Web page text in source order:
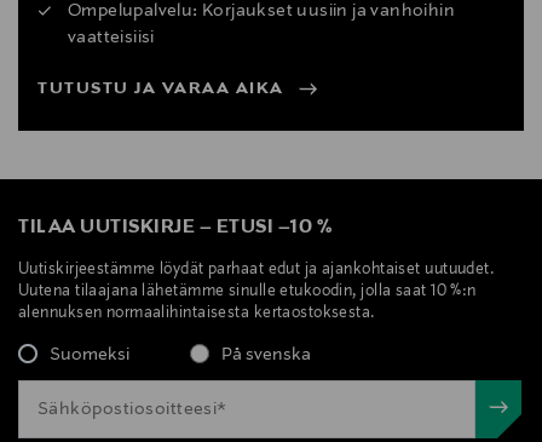
Ompelupalvelu: Korjaukset uusiin ja vanhoihin
vaatteisiisi
TUTUSTU JA VARAA AIKA
TILAA UUTISKIRJE – ETUSI –10 %
Uutiskirjeestämme löydät parhaat edut ja ajankohtaiset uutuudet.
Uutena tilaajana lähetämme sinulle etukoodin, jolla saat 10 %:n
alennuksen normaalihintaisesta kertaostoksesta.
Suomeksi På svenska